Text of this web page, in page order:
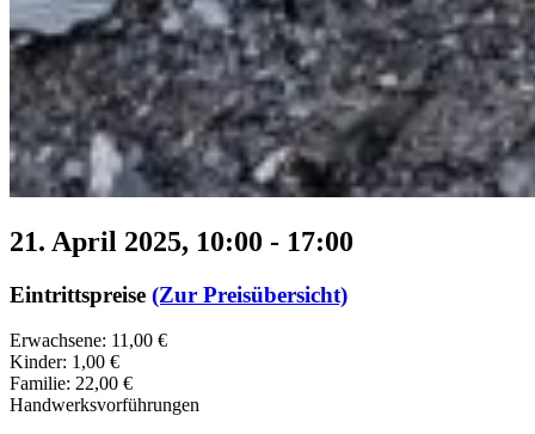
21. April 2025, 10:00 - 17:00
Eintrittspreise (Zur Preisübersicht)
Erwachsene: 11,00 €
Kinder: 1,00 €
Familie: 22,00 €
Handwerksvorführungen